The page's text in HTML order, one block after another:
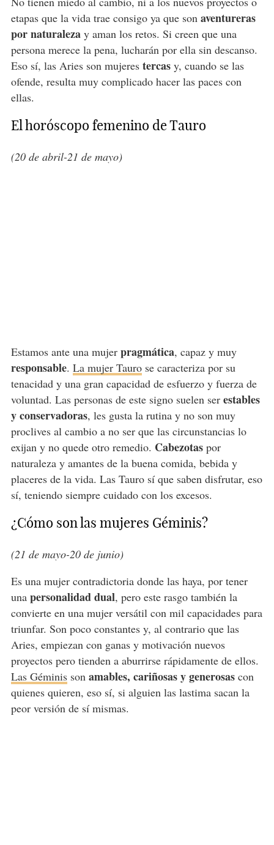
etapas que la vida trae consigo ya que son aventureras
por naturalezay aman los retos. Si creen que una
persona merece la pena, lucharán por ella sin descanso.
Eso sí, las Aries son mujeres tercasy, cuando se las
ofende, resulta muy complicado hacer las paces con
ellas.
El horóscopo femenino de Tauro
(20 de abril-21 de mayo)
Estamos ante una mujer pragmática, capaz y muy
responsable. La mujer Taurose caracteriza por su
tenacidad y una gran capacidad de esfuerzo y fuerza de
voluntad. Las personas de este signo suelen ser estables
y conservadoras, les gusta la rutina y no son muy
proclives al cambio a no ser que las circunstancias lo
exijan y no quede otro remedio. Cabezotaspor
naturaleza y amantes de la buena comida, bebida y
placeres de la vida. Las Tauro sí que saben disfrutar, eso
sí, teniendo siempre cuidado con los excesos.
¿Cómo son las mujeres Géminis?
(21 de mayo-20 de junio)
Es una mujer contradictoria donde las haya, por tener
una personalidad dual, pero este rasgo también la
convierte en una mujer versátil con mil capacidades para
triunfar. Son poco constantes y, al contrario que las
Aries, empiezan con ganas y motivación nuevos
proyectos pero tienden a aburrirse rápidamente de ellos.
Las Géminisson amables, cariñosas y generosascon
quienes quieren, eso sí, si alguien las lastima sacan la
peor versión de sí mismas.